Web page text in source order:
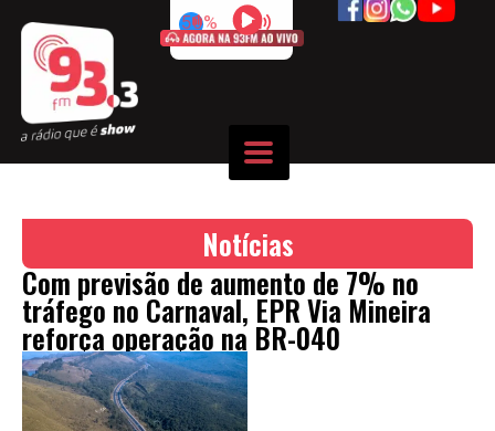
50%
Notícias
Com previsão de aumento de 7% no
tráfego no Carnaval, EPR Via Mineira
reforça operação na BR-040